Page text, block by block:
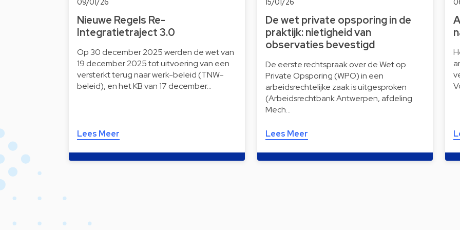
Nieuwe Regels Re-
Integratietraject 3.0
Op 30 december 2025 werden de wet van
19 december 2025 tot uitvoering van een
versterkt terug naar werk-beleid (TNW-
beleid), en het KB van 17 december…
Lees Meer
De wet private opsporing in de
praktijk: nietigheid van
observaties bevestigd
De eerste rechtspraak over de Wet op
Private Opsporing (WPO) in een
arbeidsrechtelijke zaak is uitgesproken
(Arbeidsrechtbank Antwerpen, afdeling
Mech…
Lees Meer